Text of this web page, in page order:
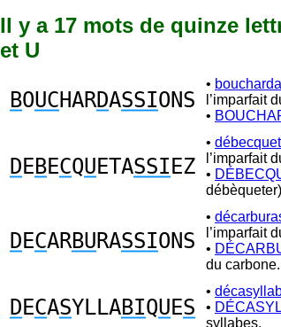
Il y a 17 mots de quinze
et U
BOUCHARDASSIONS
•
l’imparfait
•
DEBECQUETASSI EZ
•
l’imparfait
•
DECARBURASSIONS
•
l’imparfait
•
du carbone.
DECASYLLABIQUES
•
•
syllabes.